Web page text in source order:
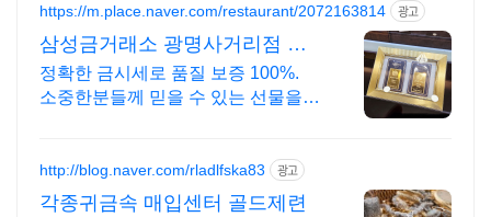
https://m.place.naver.com/restaurant/2072163814 광고
삼성금거래소 광명사거리점 부
담 없이 방문하세요!
정확한 금시세로 품질 보증 100%.
소중한분들께 믿을 수 있는 선물을
선물까지!
http://blog.naver.com/rladlfska83 광고
각종귀금속 매입센터 골드제련